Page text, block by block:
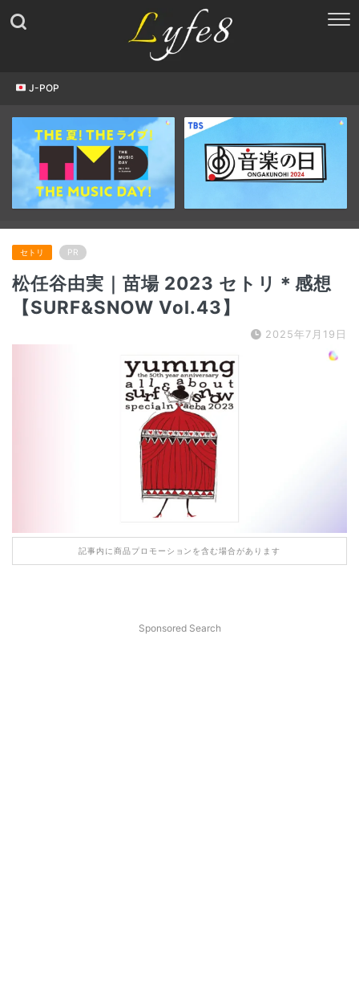
J-POP
セトリ PR
松任谷由実｜苗場 2023 セトリ＊感想
【SURF&SNOW Vol.43】
2025年7月19日
記事内に商品プロモーションを含む場合があります
Sponsored Search